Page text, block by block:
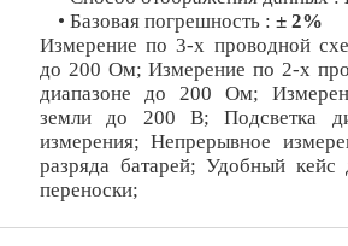
• Базовая погрешность : ± 2%
Измерение по 3-х проводной
до 200 Ом; Измерение по 2-х
диапазоне до 200 Ом;
земли до 200 В; Подсветка
измерения; Непрерывное
разряда батарей; Удобный кейс
переноски;